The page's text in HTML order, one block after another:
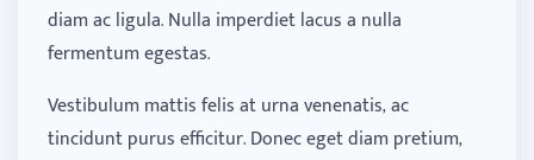
diam ac ligula. Nulla imperdiet lacus a nulla
fermentum egestas.
Vestibulum mattis felis at urna venenatis, ac
tincidunt purus efficitur. Donec eget diam pretium,